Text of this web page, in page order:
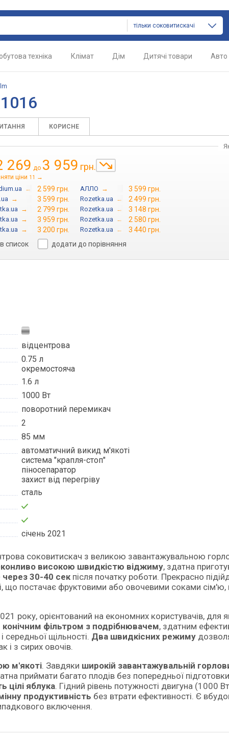
тільки соковитискачі
техніка Клімат Дім Дитячі товари Авто
КОРИСНЕ
269 до 3 959 грн.
ціни 11 →
→ 2 599 грн. АЛЛО → 3 599 грн.
→ 3 599 грн. Rozetka.ua → 2 499 грн.
→ 2 799 грн. Rozetka.ua → 3 148 грн.
→ 3 959 грн. Rozetka.ua → 2 580 грн.
→ 3 200 грн. Rozetka.ua →
3 440 грн.
в список
додати до порівняння
відцентрова
0.75 л
окремостояча
1.6 л
1000 Вт
поворотний перемикач
2
85 мм
автоматичний викид м'якоті
система "крапля-стоп"
піносепаратор
захист від перегріву
сталь
січень 2021
високою швидкістю віджиму, здатна
30-40 секпісля початку роботи. Прекрасно
що постачає фруктовими або овочевими соками
року, орієнтований на економних користувачів, для
фільтром з подрібнювачем, здатним
щільності. Два швидкісних режиму
і з сирих овочів.
м'якоті. Завдяки широкій завантажувальній
приймати багато плодів без попередньої
цілі яблука. Гідний рівень потужності двигуна (1000
продуктивність без втрати ефективності. Є
включення.